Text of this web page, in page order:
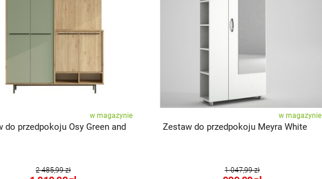
w magazynie
do przedpokoju Osy Green and
2 485,99 zł
w magazynie
Zestaw do przedpokoju Meyra White
1 047,99 zł